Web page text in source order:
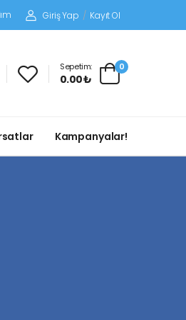
Giriş Yap / Kayıt Ol
Sepetim:
0.00 ₺
0
Kampanyalar!